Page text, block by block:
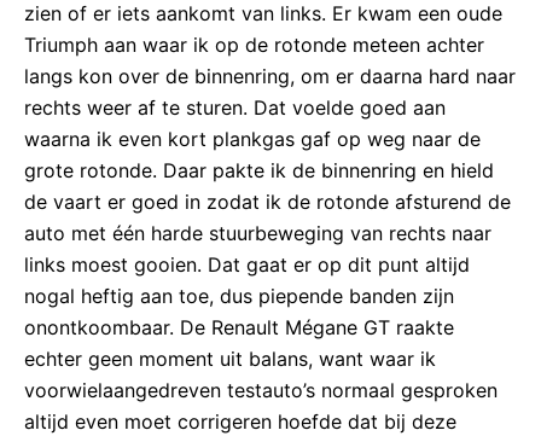
zien of er iets aankomt van links. Er kwam een oude
Triumph aan waar ik op de rotonde meteen achter
langs kon over de binnenring, om er daarna hard naar
rechts weer af te sturen. Dat voelde goed aan
waarna ik even kort plankgas gaf op weg naar de
grote rotonde. Daar pakte ik de binnenring en hield
de vaart er goed in zodat ik de rotonde afsturend de
auto met één harde stuurbeweging van rechts naar
links moest gooien. Dat gaat er op dit punt altijd
nogal heftig aan toe, dus piepende banden zijn
onontkoombaar. De Renault Mégane GT raakte
echter geen moment uit balans, want waar ik
voorwielaangedreven testauto’s normaal gesproken
altijd even moet corrigeren hoefde dat bij deze